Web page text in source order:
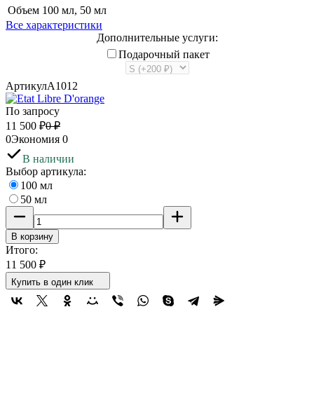
Объем 100 мл, 50 мл
Все характеристики
Дополнительные услуги:
Подарочный пакет
АртикулA1012
По запросу
11 500 ₽0 ₽
0Экономия 0
В наличии
Выбор артикула:
100 мл
50 мл
В корзину
Итого:
11 500 ₽
Купить в один клик